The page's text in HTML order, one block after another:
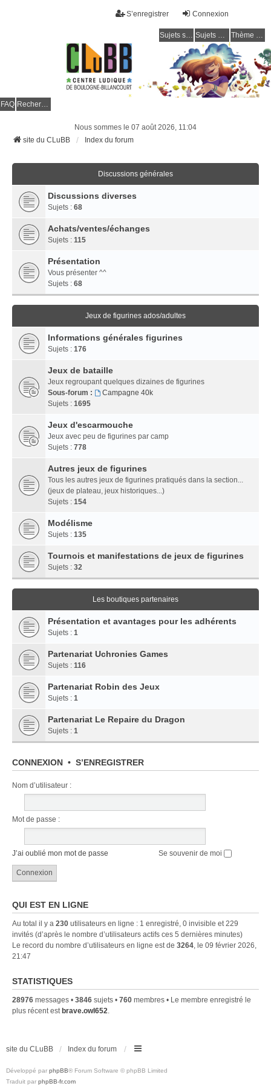
Connexion
S’enregistrer
Sujets sans réponse Sujets actifs Thème clair / foncé
FAQ Rechercher
Nous sommes le 07 août 2026, 11:04
site du CLuBB
Index du forum
Discussions générales
Discussions diverses
Sujets : 68
Achats/ventes/échanges
Sujets : 115
Présentation
Vous présenter ^^
Sujets : 68
Jeux de figurines ados/adultes
Informations générales figurines
Sujets : 176
Jeux de bataille
Jeux regroupant quelques dizaines de figurines
Sous-forum :
Campagne 40k
Sujets : 1695
Jeux d'escarmouche
Jeux avec peu de figurines par camp
Sujets : 778
Autres jeux de figurines
Tous les autres jeux de figurines pratiqués dans la section...
(jeux de plateau, jeux historiques...)
Sujets : 154
Modélisme
Sujets : 135
Tournois et manifestations de jeux de figurines
Sujets : 32
Les boutiques partenaires
Présentation et avantages pour les adhérents
Sujets : 1
Partenariat Uchronies Games
Sujets : 116
Partenariat Robin des Jeux
Sujets : 1
Partenariat Le Repaire du Dragon
Sujets : 1
CONNEXION • S’ENREGISTRER
Nom d’utilisateur :
Mot de passe :
J’ai oublié mon mot de passe Se souvenir de moi
QUI EST EN LIGNE
Au total il y a 230 utilisateurs en ligne : 1 enregistré, 0 invisible et 229
invités (d’après le nombre d’utilisateurs actifs ces 5 dernières minutes)
Le record du nombre d’utilisateurs en ligne est de 3264, le 09 février 2026,
21:47
STATISTIQUES
28976 messages • 3846 sujets • 760 membres • Le membre enregistré le
plus récent estbrave.owl652.
site du CLuBB Index du forum
Développé par phpBB® Forum Software © phpBB Limited
Traduit par phpBB-fr.com